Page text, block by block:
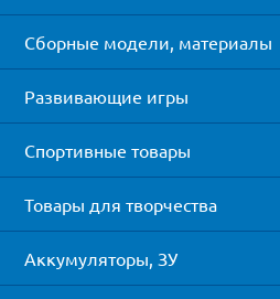
Сборные модели, материалы
Развивающие игры
Спортивные товары
Товары для творчества
Аккумуляторы, ЗУ